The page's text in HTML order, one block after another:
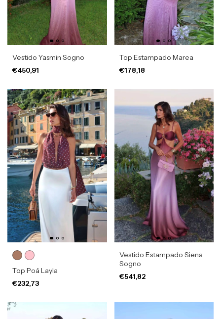
Vestido Yasmin Sogno
€450,91
Top Estampado Marea
€178,18
Top Poá Layla
€232,73
Vestido Estampado Siena
Sogno
€541,82